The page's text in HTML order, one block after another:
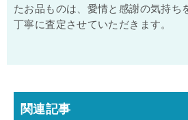
たお品ものは、愛情と感謝の気持ち
丁寧に査定させていただきます。
関連記事